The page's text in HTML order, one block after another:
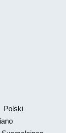
Polski